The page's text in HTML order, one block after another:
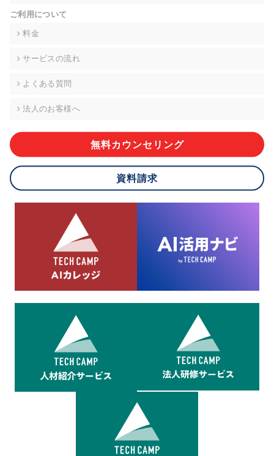
により、ご希望に添えない場合があります。 なお、アクセスロ
グなどの個人情報以外の情報については、原則として開示等は
株式会社div 個人情報問合せ窓口
メールアドレス:privacy_policy@di-v.co.jp
ご本人様が当社に個人情報を提供されるかどうかは任意による
応ができない場合があります。
8.cookieにより取得・分析した情報とその利用について
当社は第三者が運営するデータ・マネジメント・プラットフォ
ームからcookieにより収集されたウェブの閲覧機歴及びその分
析結果を取得し、これをお客様の個人データと結びつけた上
で、広告配信等の目的で利用いたします。
ご利用について
料金
サービスの流れ
よくある質問
法人のお客様へ
無料カウンセリング
資料請求